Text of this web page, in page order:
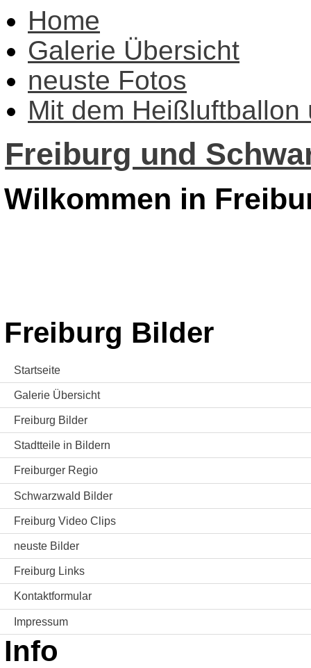
Home
Galerie Übersicht
neuste Fotos
Mit dem Heißluftballon
Freiburg und
Wilkommen in
Freiburg Bilder
Startseite
Galerie Übersicht
Freiburg Bilder
Stadtteile in Bildern
Freiburger Regio
Schwarzwald Bilder
Freiburg Video Clips
neuste Bilder
Freiburg Links
Kontaktformular
Impressum
Info